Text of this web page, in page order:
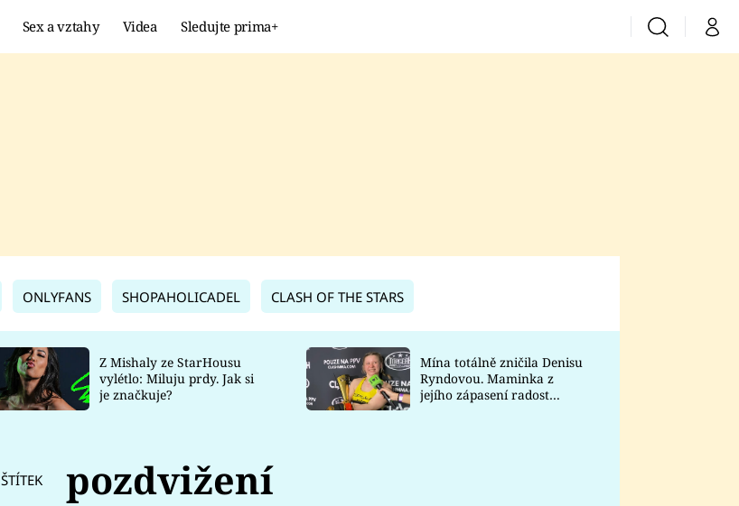
Sex a vztahy Videa Sledujte prima+ VyhledáváníMůj
Prima Lajk
Sledujte nás
ONLYFANS SHOPAHOLICADEL CLASH OF THE STARS
Z Mishaly ze StarHousu
vylétlo: Miluju prdy. Jak si
je značkuje?
Mína totálně zničila Denisu
Ryndovou. Maminka z
jejího zápasení radost
ŠTÍTEK pozdvižení